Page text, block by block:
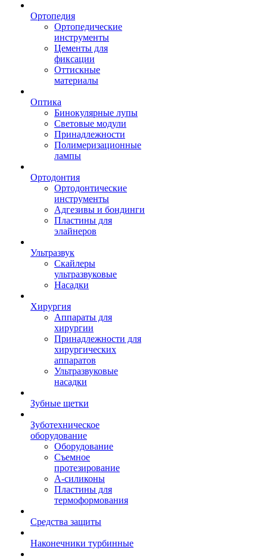
Ортопедия
Ортопедические
инструменты
Цементы для
фиксации
Оттискные
материалы
Оптика
Бинокулярные лупы
Световые модули
Принадлежности
Полимеризационные
лампы
Ортодонтия
Ортодонтические
инструменты
Адгезивы и бондинги
Пластины для
элайнеров
Ультразвук
Скайлеры
ультразвуковые
Насадки
Хирургия
Аппараты для
хирургии
Принадлежности для
хирургических
аппаратов
Ультразвуковые
насадки
Зубные щетки
Зуботехническое
оборудование
Оборудование
Съемное
протезирование
А-силиконы
Пластины для
термоформования
Средства защиты
Наконечники турбинные